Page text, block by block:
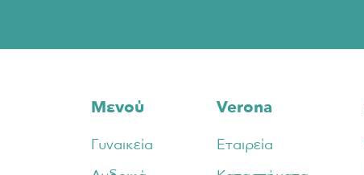
Μενού
Γυναικεία
Verona
Εταιρεία